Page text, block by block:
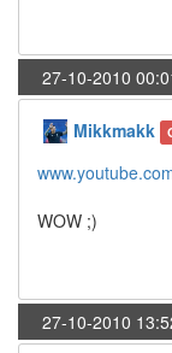
27-10-2010
Mikkmakk
WOW ;)
27-10-2010